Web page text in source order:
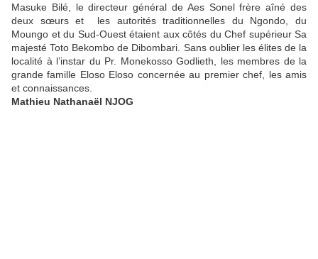
Masuke Bilé, le directeur général de Aes Sonel frère aîné des
deux sœurs et
les autorités traditionnelles du Ngondo, du
Moungo et du Sud-Ouest étaient aux côtés du Chef supérieur Sa
majesté Toto Bekombo de Dibombari. Sans oublier les élites de la
localité à l’instar du Pr. Monekosso Godlieth, les membres de la
grande famille Eloso Eloso concernée au premier chef, les amis
et connaissances.
Mathieu Nathanaël NJOG